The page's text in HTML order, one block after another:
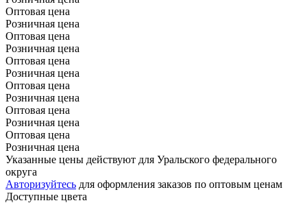
Оптовая цена
Розничная цена
Оптовая цена
Розничная цена
Оптовая цена
Розничная цена
Оптовая цена
Розничная цена
Оптовая цена
Розничная цена
Оптовая цена
Розничная цена
Указанные цены действуют для Уральского федерального
округа
Авторизуйтесь для оформления заказов по оптовым ценам
Доступные цвета